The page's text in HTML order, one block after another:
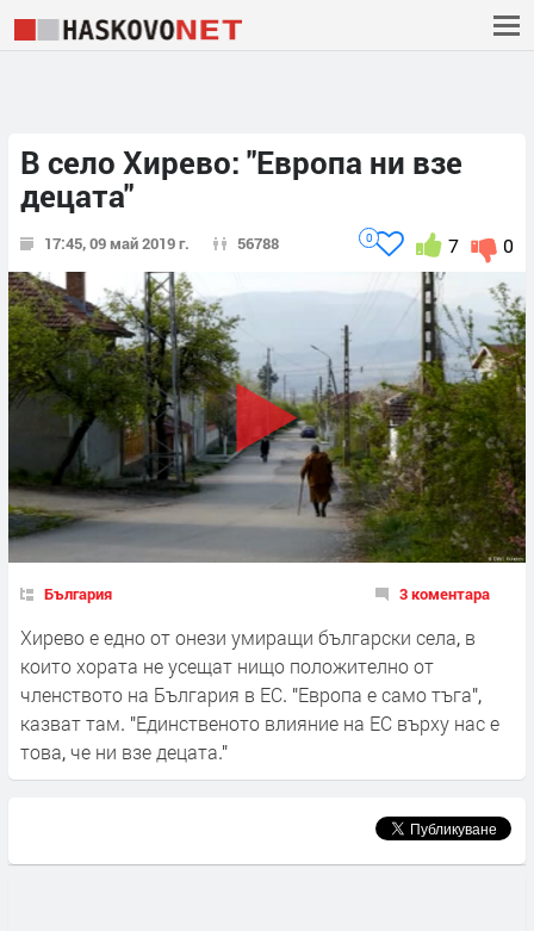
В село Хирево: "Европа ни взе
децата"
17:45, 09 май 2019 г. 56788 0
7
0
България 3 коментара
Хирево е едно от онези умиращи български села, в
които хората не усещат нищо положително от
членството на България в ЕС. "Европа е само тъга",
казват там. "Единственото влияние на ЕС върху нас е
това, че ни взе децата."